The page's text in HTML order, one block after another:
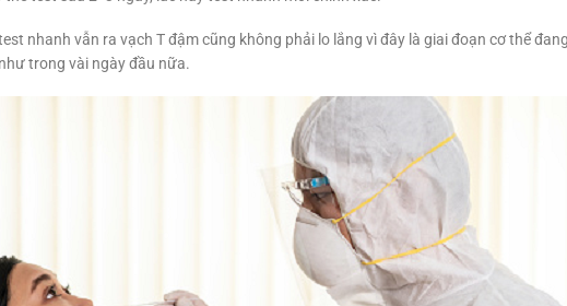
nhanh vẫn ra vạch T đậm cũng không phải lo lắng vì đây là giai đoạn cơ thể
trong vài ngày đầu nữa.